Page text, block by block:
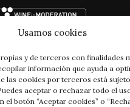
Usamos cookies
y de terceros con finalidades
información que ayuda a
las cookies por terceros está
aceptar o rechazar todo el
el botón “Aceptar cookies” o